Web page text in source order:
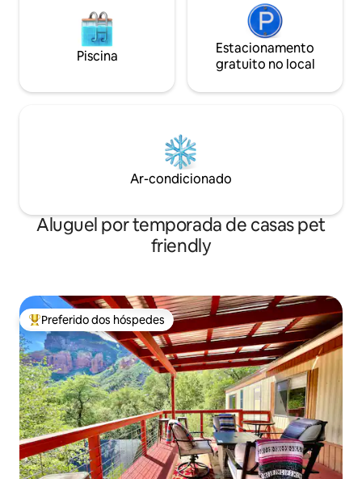
Piscina
Estacionamento
gratuito no local
Ar-condicionado
Aluguel por temporada de casas pet
friendly
Entre os melhores preferidos dos hóspedes
Preferido dos hóspedes